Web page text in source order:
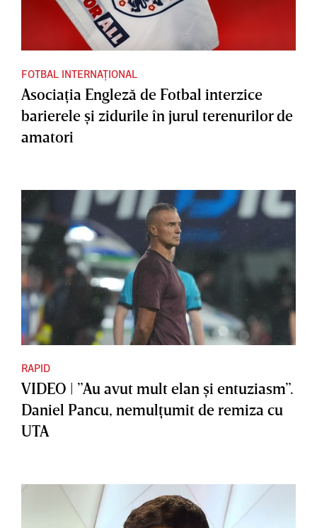
FOTBAL INTERNAȚIONAL
Asociaţia Engleză de Fotbal interzice
barierele şi zidurile în jurul terenurilor de
amatori
RAPID
VIDEO | ”Au avut mult elan şi entuziasm”.
Daniel Pancu, nemulţumit de remiza cu
UTA